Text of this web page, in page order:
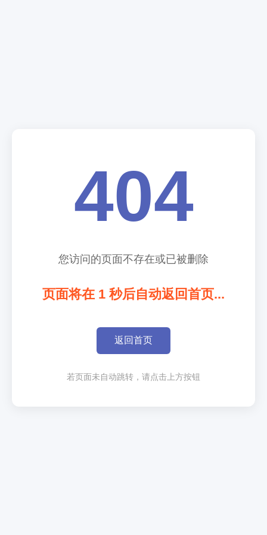
404
您访问的页面不存在或已被删除
页面将在 1 秒后自动返回首页...
返回首页
若页面未自动跳转，请点击上方按钮